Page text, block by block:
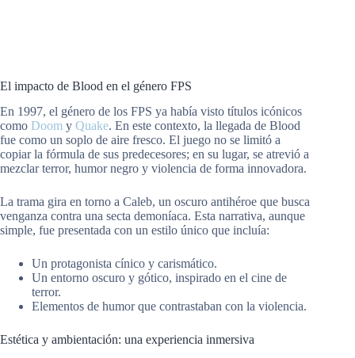
El impacto de Blood en el género FPS
En 1997, el género de los FPS ya había visto títulos icónicos
como Doom y Quake. En este contexto, la llegada de Blood
fue como un soplo de aire fresco. El juego no se limitó a
copiar la fórmula de sus predecesores; en su lugar, se atrevió a
mezclar terror, humor negro y violencia de forma innovadora.
La trama gira en torno a Caleb, un oscuro antihéroe que busca
venganza contra una secta demoníaca. Esta narrativa, aunque
simple, fue presentada con un estilo único que incluía:
Un protagonista cínico y carismático.
Un entorno oscuro y gótico, inspirado en el cine de
terror.
Elementos de humor que contrastaban con la violencia.
Estética y ambientación: una experiencia inmersiva